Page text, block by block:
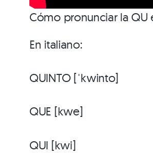
Cómo pronunciar la
En italiano:
QUINTO [ˈkwinto]
QUE [kwe]
QUI [kwi]